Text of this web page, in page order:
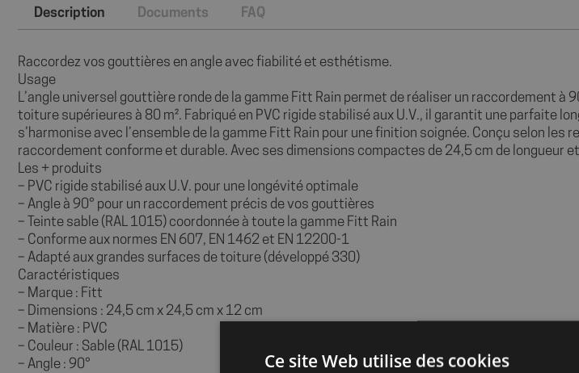
Description Documents FAQ
Raccordez vos gouttières en angle avec fiabilité et esthétisme.
Usage
L’angle universel gouttière ronde de la gamme Fitt Rain permet de réaliser un raccordement
toiture supérieures à 80 m². Fabriqué en PVC rigide stabilisé aux U.V., il garantit une parfaite
s’harmonise avec l’ensemble de la gamme Fitt Rain pour une finition soignée. Conçu selon
raccordement conforme et durable. Avec ses dimensions compactes de 24,5 cm de longueur
Les + produits
– PVC rigide stabilisé aux U.V. pour une longévité optimale
– Angle à 90° pour un raccordement précis de vos gouttières
– Teinte sable (RAL 1015) coordonnée à toute la gamme Fitt Rain
– Conforme aux normes EN 607, EN 1462 et EN 12200-1
– Adapté aux grandes surfaces de toiture (développé 330)
Caractéristiques
– Marque : Fitt
– Dimensions : 24,5 cm x 24,5 cm x 12 cm
– Matière : PVC
– Couleur : Sable (RAL 1015)
– Angle : 90°
Ce site Web utilise des cookies